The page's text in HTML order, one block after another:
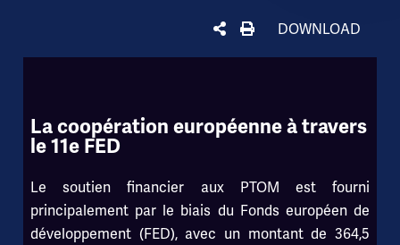
DOWNLOAD
La coopération européenne à travers
le 11e FED
Le soutien financier aux PTOM est fourni
principalement par le biais du Fonds européen de
développement (FED), avec un montant de 364,5